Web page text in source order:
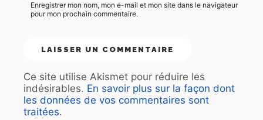
Enregistrer mon nom, mon e-mail et mon site dans le navigateur
pour mon prochain commentaire.
Ce site utilise Akismet pour réduire les
indésirables. En savoir plus sur la façon dont
les données de vos commentaires sont
traitées.